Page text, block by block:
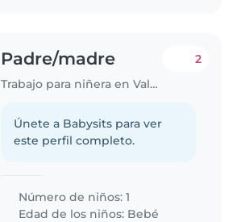
Padre/madre
Trabajo para niñera en Valencia
2
Únete a Babysits para ver
este perfil completo.
Número de niños: 1
Edad de los niños: Bebé